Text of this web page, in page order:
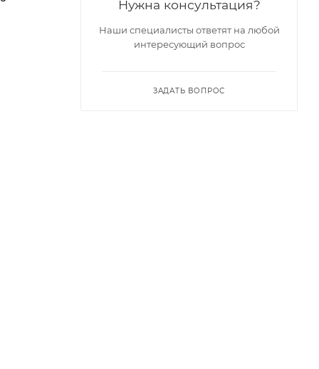
Нужна консультация?
Наши специалисты ответят на любой
интересующий вопрос
ЗАДАТЬ ВОПРОС